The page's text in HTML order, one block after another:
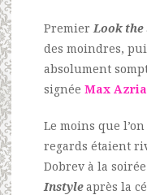
PremierLook the
des moindres,
absolument
signée Max Azria
Le moins que
regards étaient
Dobrev à la
Instyleaprès la